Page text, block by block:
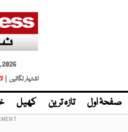
2026
اشتہار لگائیں |
صفحۂ اول تازہ ترین کھیل